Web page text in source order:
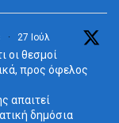
· 27 Ιούλ
οι θεσμοί
προς όφελος
απαιτεί
δημόσια